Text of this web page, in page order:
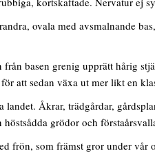
ovala med avsmalnande
basen grenig upprätt hårig
att sedan växa ut mer likt en
landet. Åkrar, trädgårdar,
grödor och
frön, som främst gror under